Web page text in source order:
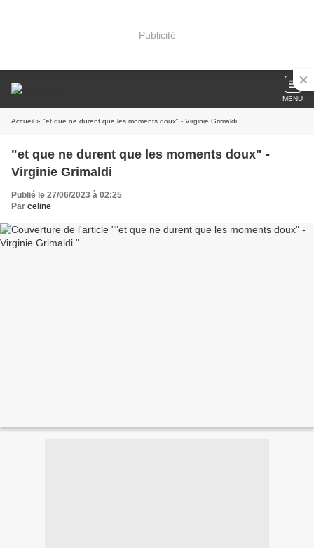
Publicité
MENU
Accueil » "et que ne durent que les moments doux" - Virginie Grimaldi
"et que ne durent que les moments doux" -
Virginie Grimaldi
Publié le 27/06/2023 à 02:25
Par celine